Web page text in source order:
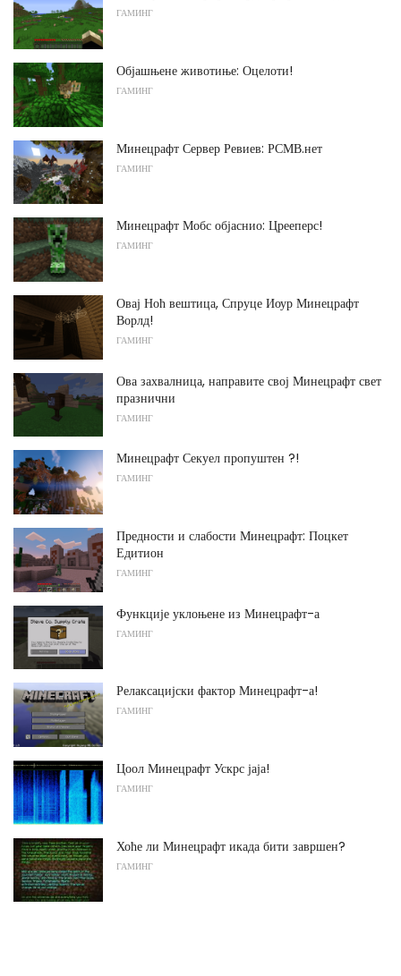
ГАМИНГ
Објашњене животиње: Оцелоти!
ГАМИНГ
Минецрафт Сервер Ревиев: РСМВ.нет
ГАМИНГ
Минецрафт Мобс објаснио: Црееперс!
ГАМИНГ
Овај Ноћ вештица, Спруце Иоур Минецрафт
Ворлд!
ГАМИНГ
Ова захвалница, направите свој Минецрафт свет
празнични
ГАМИНГ
Минецрафт Секуел пропуштен ?!
ГАМИНГ
Предности и слабости Минецрафт: Поцкет
Едитион
ГАМИНГ
Функције уклоњене из Минецрафт-а
ГАМИНГ
Релаксацијски фактор Минецрафт-а!
ГАМИНГ
Цоол Минецрафт Ускрс јаја!
ГАМИНГ
Хоће ли Минецрафт икада бити завршен?
ГАМИНГ